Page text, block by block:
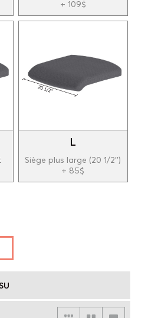
+ 109$
L
Siège plus large (20 1/2'')
+ 85$